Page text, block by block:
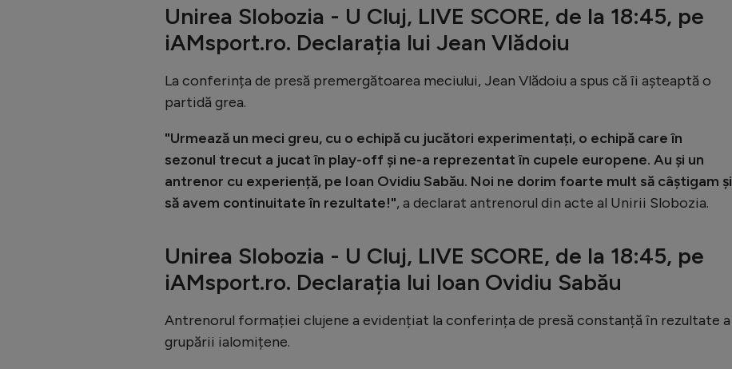
Unirea Slobozia - U Cluj, LIVE SCORE, de la 18:45, pe
iAMsport.ro. Declarația lui Jean Vlădoiu
La conferința de presă premergătoarea meciului, Jean Vlădoiu a spus că îi așteaptă o
partidă grea.
"Urmează un meci greu, cu o echipă cu jucători experimentați, o echipă care în
sezonul trecut a jucat în play-off și ne-a reprezentat în cupele europene. Au și un
antrenor cu experiență, pe Ioan Ovidiu Sabău. Noi ne dorim foarte mult să câștigam și
să avem continuitate în rezultate!", a declarat antrenorul din acte al Unirii Slobozia.
Unirea Slobozia - U Cluj, LIVE SCORE, de la 18:45, pe
iAMsport.ro. Declarația lui Ioan Ovidiu Sabău
Antrenorul formației clujene a evidențiat la conferința de presă constanță în rezultate a
grupării ialomițene.